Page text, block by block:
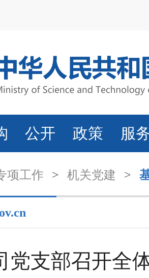
公开 政策 服
项工作 > 机关党建 >
党支部召开全